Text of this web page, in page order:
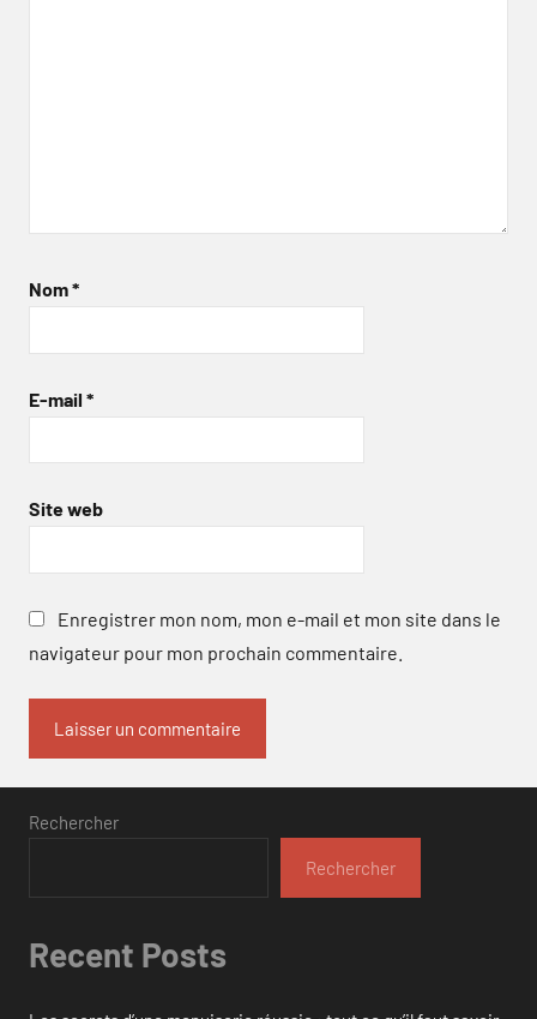
Nom*
E-mail *
Site web
Enregistrer mon nom, mon e-mail et mon site dans le
navigateur pour mon prochain commentaire.
Rechercher
Rechercher
Recent Posts